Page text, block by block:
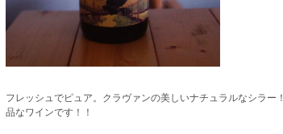
フレッシュでピュア。クラヴァンの美しいナチュラルなシラ
品なワインです！！